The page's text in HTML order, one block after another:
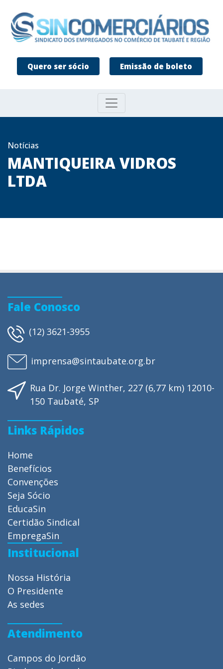
Quero ser sócio Emissão de boleto
Notícias
MANTIQUEIRA VIDROS
LTDA
Fale Conosco
(12) 3621-3955
imprensa@sintaubate.org.br
Rua Dr. Jorge Winther, 227 (6,77 km) 12010-
150 Taubaté, SP
Links Rápidos
Home
Benefícios
Convenções
Seja Sócio
EducaSin
Certidão Sindical
EmpregaSin
Institucional
Nossa História
O Presidente
As sedes
Atendimento
Campos do Jordão